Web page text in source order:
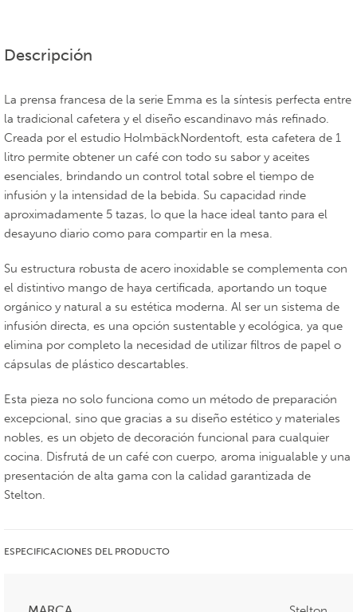
Descripción
La prensa francesa de la serie Emma es la síntesis perfecta entre
la tradicional cafetera y el diseño escandinavo más refinado.
Creada por el estudio HolmbäckNordentoft, esta cafetera de 1
litro permite obtener un café con todo su sabor y aceites
esenciales, brindando un control total sobre el tiempo de
infusión y la intensidad de la bebida. Su capacidad rinde
aproximadamente 5 tazas, lo que la hace ideal tanto para el
desayuno diario como para compartir en la mesa.
Su estructura robusta de acero inoxidable se complementa con
el distintivo mango de haya certificada, aportando un toque
orgánico y natural a su estética moderna. Al ser un sistema de
infusión directa, es una opción sustentable y ecológica, ya que
elimina por completo la necesidad de utilizar filtros de papel o
cápsulas de plástico descartables.
Esta pieza no solo funciona como un método de preparación
excepcional, sino que gracias a su diseño estético y materiales
nobles, es un objeto de decoración funcional para cualquier
cocina. Disfrutá de un café con cuerpo, aroma inigualable y una
presentación de alta gama con la calidad garantizada de
Stelton.
ESPECIFICACIONES DEL PRODUCTO